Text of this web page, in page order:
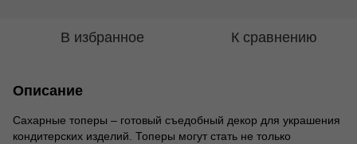
В избранное К сравнению
Описание
Сахарные топеры – готовый съедобный декор для украшения
кондитерских изделий. Топеры могут стать не только